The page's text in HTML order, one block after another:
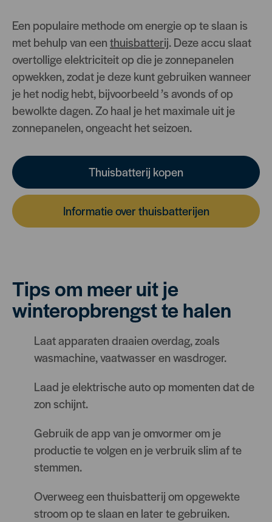
Een populaire methode om energie op te slaan is
met behulp van eenthuisbatterij. Deze accu slaat
overtollige elektriciteit op die je zonnepanelen
opwekken, zodat je deze kunt gebruiken wanneer
je het nodig hebt, bijvoorbeeld ’s avonds of op
bewolkte dagen. Zo haal je het maximale uit je
zonnepanelen, ongeacht het seizoen.
Thuisbatterij kopen
Informatie over thuisbatterijen
Tips om meer uit je
winteropbrengst te halen
Laat apparaten draaien overdag, zoals
wasmachine, vaatwasser en wasdroger.
Laad je elektrische auto op momenten dat de
zon schijnt.
Gebruik de app van je omvormer om je
productie te volgen en je verbruik slim af te
stemmen.
Overweeg een thuisbatterij om opgewekte
stroom op te slaan en later te gebruiken.